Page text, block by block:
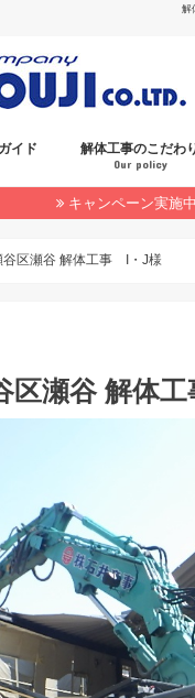
解
イド 解体工事のこだわ
Our policy
キャンペーン実施
谷区瀬谷 解体工事 I・J様
区瀬谷 解体